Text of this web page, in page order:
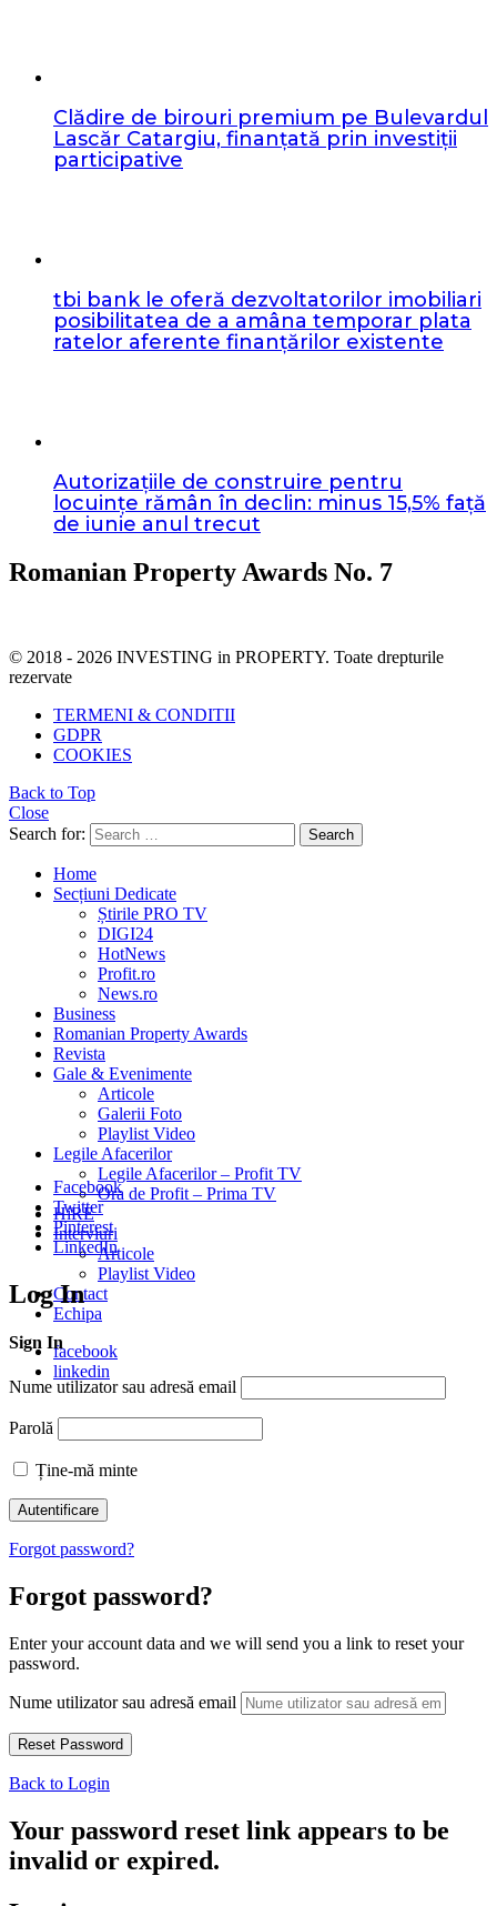
Clădire de birouri premium pe Bulevardul
Lascăr Catargiu, finanțată prin investiții
participative
tbi bank le oferă dezvoltatorilor imobiliari
posibilitatea de a amâna temporar plata
ratelor aferente finanțărilor existente
Autorizațiile de construire pentru
locuințe rămân în declin: minus 15,5% față
de iunie anul trecut
Romanian Property Awards No. 7
© 2018 - 2026 INVESTING in PROPERTY. Toate drepturile
rezervate
TERMENI & CONDITII
GDPR
COOKIES
Back to Top
Close
Search for:
Search
Home
Secțiuni Dedicate
Știrile PRO TV
DIGI24
HotNews
Profit.ro
News.ro
Business
Romanian Property Awards
Revista
Gale & Evenimente
Articole
Galerii Foto
Playlist Video
Legile Afacerilor
Legile Afacerilor – Profit TV
Ora de Profit – Prima TV
HiRE
Interviuri
Articole
Playlist Video
Contact
Echipa
facebook
linkedin
Facebook
Twitter
Pinterest
LinkedIn
Log In
Sign In
Nume utilizator sau adresă email
Parolă
Ține-mă minte
Forgot password?
Forgot password?
Enter your account data and we will send you a link to reset your
password.
Nume utilizator sau adresă email
Back to Login
Your password reset link appears to be
invalid or expired.